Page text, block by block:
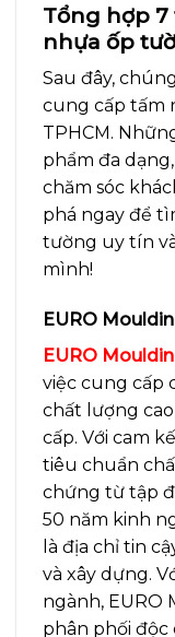
Tổng hợp
nhựa ốp
Sau đây,
cung cấp tấm
TPHCM.
phẩm đa
chăm sóc
phá ngay để
tường uy tín
mình!
EURO
EURO
việc cung cấp
chất lượng
cấp. Với cam
tiêu chuẩn
chứng từ tập
50 năm kinh
là địa chỉ tin
và xây dựng.
ngành, EURO
phân phối độc